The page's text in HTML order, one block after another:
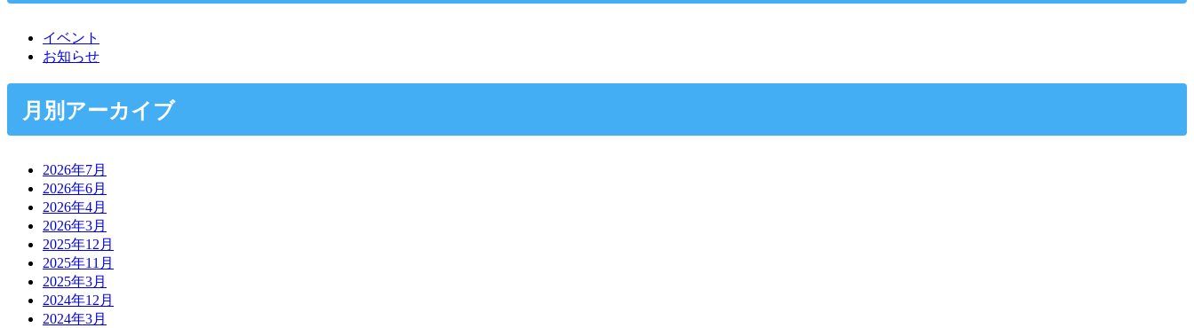
イベント
お知らせ
月別アーカイブ
2026年7月
2026年6月
2026年4月
2026年3月
2025年12月
2025年11月
2025年3月
2024年12月
2024年3月